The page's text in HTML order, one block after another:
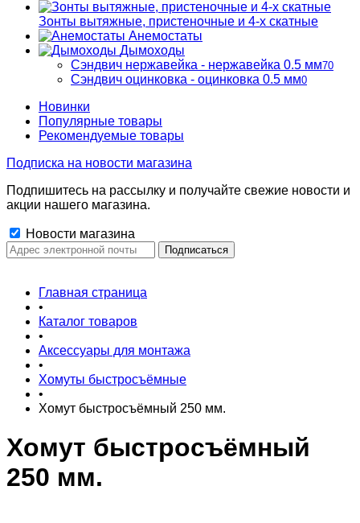
Зонты вытяжные, пристеночные и 4-х скатные
Анемостаты
Дымоходы
Сэндвич нержавейка - нержавейка 0.5 мм70
Сэндвич оцинковка - оцинковка 0.5 мм0
Новинки
Популярные товары
Рекомендуемые товары
Подписка на новости магазина
Подпишитесь на рассылку и получайте свежие новости и
акции нашего магазина.
Новости магазина
Главная страница
•
Каталог товаров
•
Аксессуары для монтажа
•
Хомуты быстросъёмные
•
Хомут быстросъёмный 250 мм.
Хомут быстросъёмный
250 мм.